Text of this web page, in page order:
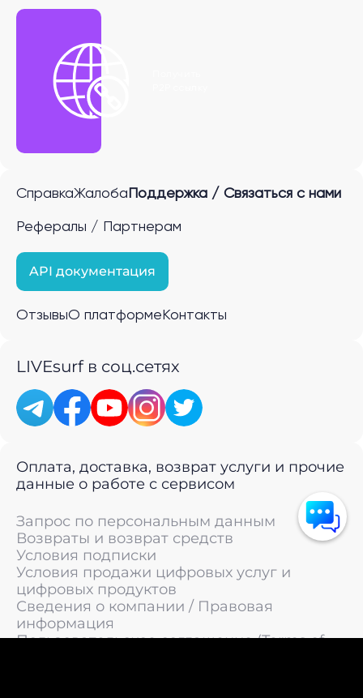
СправкаЖалоба Поддержка / Связаться с нами
Рефералы / Партнерам
API документация
ОтзывыО платформе Контакты
LIVEsurf в соц.сетях
Оплата, доставка, возврат услуги и прочие
данные о работе с сервисом
Запрос по персональным данным
Возвраты и возврат средств
Условия подписки
Условия продажи цифровых услуг и
цифровых продуктов
Сведения о компании / Правовая
информация
Пользовательское соглашение (Terms of